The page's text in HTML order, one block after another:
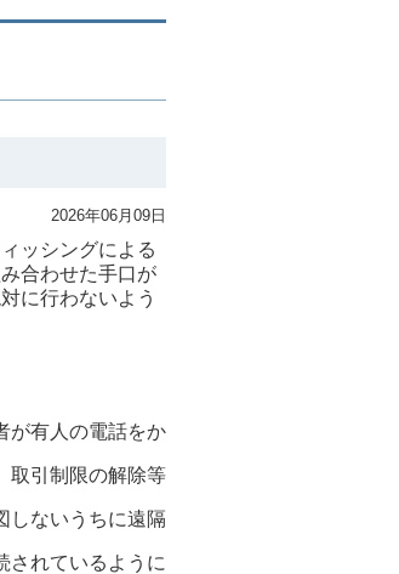
2026年06月09日
ッシングによる
合わせた手口が
に行わないよう
が有人の電話をか
取引制限の解除等
しないうちに遠隔
されているように